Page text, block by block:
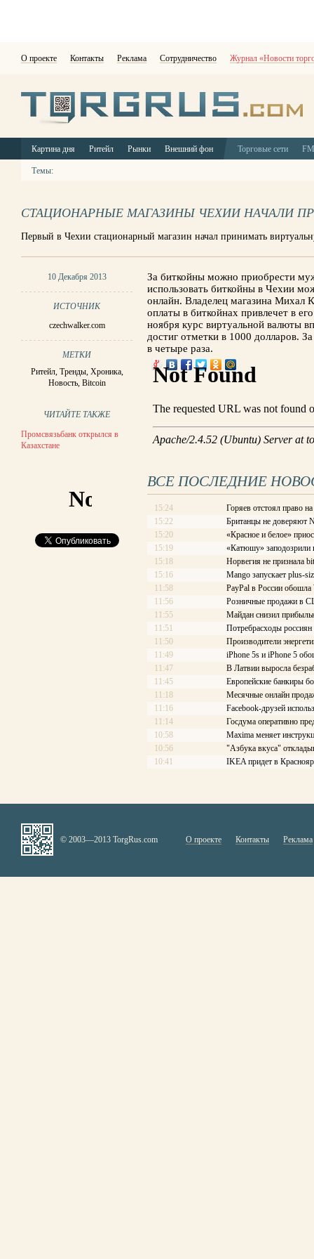
О проекте Контакты Реклама Сотрудничество Журнал «Новости
Картина дня Ритейл Рынки Внешний фон Торговые сети
Темы:
СТАЦИОНАРНЫЕ МАГАЗИНЫ ЧЕХИИ НАЧАЛИ
Первый в Чехии стационарный магазин начал принимать
10 Декабря 2013
ИСТОЧНИК
czechwalker.com
МЕТКИ
Ритейл, Тренды, Хроника,
Новость, Bitcoin
ЧИТАЙТЕ ТАКЖЕ
Промсвязьбанк открылся в
Казахстане
За биткойны можно приобрести
использовать биткойны в Чехии
онлайн. Владелец магазина Михал
оплаты в биткойнах привлечет в
ноября курс виртуальной валюты
достиг отметки в 1000 долларов.
в четыре раза.
ВСЕ ПОСЛЕДНИЕ
15:24
Горяев отстоял право
15:22
Британцы не доверяют
15:20
«Красное и белое»
15:19
«Катюшу» заподозрили
15:18
Норвегия не признала
15:16
Mango запускает plus-
11:58
PayPal в России обошла
11:56
Розничные продажи в
11:55
Майдан снизил
11:51
Потребрасходы россиян
11:50
Производители
11:49
iPhone 5s и iPhone 5
11:47
В Латвии выросла
11:45
Европейские банкиры
11:18
Месячные онлайн
11:16
Facebook-друзей
11:14
Госдума оперативно
10:58
Maxima меняет
10:56
"Азбука вкуса"
10:41
IKEA придет в
© 2003—2013 TorgRus.com О проекте Контакты Реклама